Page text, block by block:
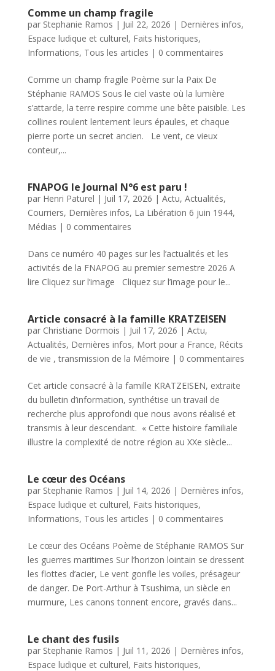
Comme un champ fragile
par Stephanie Ramos | Juil 22, 2026 | Dernières infos,
Espace ludique et culturel, Faits historiques,
Informations, Tous les articles | 0 commentaires
Comme un champ fragile Poème sur la Paix De
Stéphanie RAMOS Sous le ciel vaste où la lumière
s’attarde, la terre respire comme une bête paisible. Les
collines roulent lentement leurs épaules, et chaque
pierre porte un secret ancien. Le vent, ce vieux
conteur,...
FNAPOG le Journal N°6 est paru !
par Henri Paturel | Juil 17, 2026 | Actu, Actualités,
Courriers, Dernières infos, La Libération 6 juin 1944,
Médias | 0 commentaires
Dans ce numéro 40 pages sur les l’actualités et les
activités de la FNAPOG au premier semestre 2026 A
lire Cliquez sur l’image Cliquez sur l’image pour le...
Article consacré à la famille KRATZEISEN
par Christiane Dormois | Juil 17, 2026 | Actu,
Actualités, Dernières infos, Mort pour a France, Récits
de vie , transmission de la Mémoire | 0 commentaires
Cet article consacré à la famille KRATZEISEN, extraite
du bulletin d’information, synthétise un travail de
recherche plus approfondi que nous avons réalisé et
transmis à leur descendant. « Cette histoire familiale
illustre la complexité de notre région au XXe siècle...
Le cœur des Océans
par Stephanie Ramos | Juil 14, 2026 | Dernières infos,
Espace ludique et culturel, Faits historiques,
Informations, Tous les articles | 0 commentaires
Le cœur des Océans Poème de Stéphanie RAMOS Sur
les guerres maritimes Sur l’horizon lointain se dressent
les flottes d’acier, Le vent gonfle les voiles, présageur
de danger. De Port-Arthur à Tsushima, un siècle en
murmure, Les canons tonnent encore, gravés dans...
Le chant des fusils
par Stephanie Ramos | Juil 11, 2026 | Dernières infos,
Espace ludique et culturel, Faits historiques,